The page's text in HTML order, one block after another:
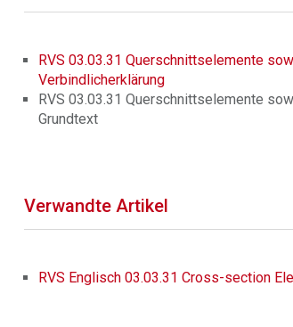
RVS 03.03.31 Querschnittselemente
Verbindlicherklärung
RVS 03.03.31 Querschnittselemente
Grundtext
Verwandte Artikel
RVS Englisch 03.03.31 Cross-section